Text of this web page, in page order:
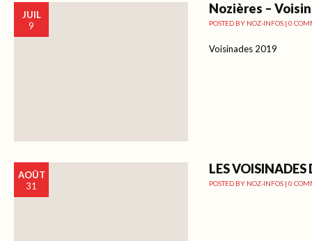
JUIL
9
Nozières –
POSTED BY NOZ-INFOS | 0
Voisinades 2019
AOÛT
31
LES
POSTED BY NOZ-INFOS | 0